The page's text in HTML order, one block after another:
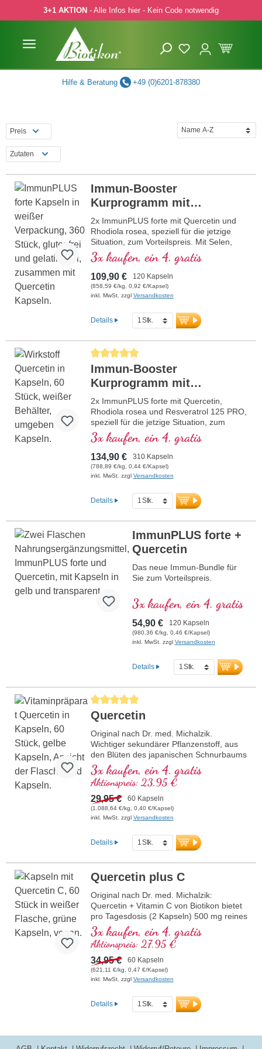
Hauptinhalt springen
Zur Suche springen
Zur Hauptnavigation springen
3+1 AKTION - Alle Infos hier - Kein Code notwendig
Hilfe & Beratung +49 (0)6201-878380
Preis
Zutaten
Immun-Booster
Kurprogramm mit
Quercetin
2x ImmunPLUS forte mit Quercetin und
Rhodiola rosea, speziell für die jetzige
Situation, zum Vorteilspreis. Mit Selen,
Zink, den Vitaminen C und D, welche zur
Förderung der normalen Funktion eines
gesunden Immunsystems beitragen.
3x kaufen, ein 4. gratis
109,90 € 120 Kapseln
(858,59 €/kg, 0,92 €/Kapsel)
inkl. MwSt. zzgl Versandkosten
Details
Durchschnittliche Bewertung von 5 von 5 Sternen
Immun-Booster
Kurprogramm mit
Quercetin + Resveratrol
2x ImmunPLUS forte mit Quercetin,
Rhodiola rosea und Resveratrol 125 PRO,
speziell für die jetzige Situation, zum
Vorteilspreis. Mit Selen, Zink, den
Vitaminen C und D, welche zur Förderung
der normalen Funktion eines gesunden
Immunsystems beitragen.
3x kaufen, ein 4. gratis
134,90 € 310 Kapseln
(788,89 €/kg, 0,44 €/Kapsel)
inkl. MwSt. zzgl Versandkosten
Details
ImmunPLUS forte +
Quercetin
Das neue Immun-Bundle für
Sie zum Vorteilspreis.
3x kaufen, ein 4. gratis
54,90 € 120 Kapseln
(980,36 €/kg, 0,46 €/Kapsel)
inkl. MwSt. zzgl Versandkosten
Details
Durchschnittliche Bewertung von 5 von 5 Sternen
Quercetin
Original nach Dr. med. Michalzik.
Wichtiger sekundärer Pflanzenstoff, aus
den Blüten des japanischen Schnurbaums
(bot. Sophora japonica) mit 95% reinem
Quercetin.Quercetin ist eine wichtige
Substanz, die intensiv erforscht wird.
Quercetin nach Dr. med. Michalzik enthält
einen hochwertiger Premiumextrakt und
wird in der seit über 20 Jahren
alle Zusätze in Deutschland hergestellt.
Wir beraten Sie gerne und sind für alle
3x kaufen, ein 4. gratis
Aktionspreis: 23,95 €
29,95 € 60 Kapseln
(1.088,64 €/kg, 0,40 €/Kapsel)
inkl. MwSt. zzgl Versandkosten
Details
Quercetin plus C
Original nach Dr. med. Michalzik:
Quercetin + Vitamin C von Biotikon bietet
pro Tagesdosis (2 Kapseln) 500 mg reines
Quercetin und 600 mg gepuffertes
Vitamin C. Diese kraftvolle Kombination
unterstützt eine gesunde Ernährung und
wird in Deutschland nach höchsten
Qualitätsstandards hergestellt. Das
Produkt ist frei von jeglichen
Versiegelung verpackt und ideal für den
täglichen Gebrauch.
3x kaufen, ein 4. gratis
Aktionspreis: 27,95 €
34,95 € 60 Kapseln
(621,11 €/kg, 0,47 €/Kapsel)
inkl. MwSt. zzgl Versandkosten
Details